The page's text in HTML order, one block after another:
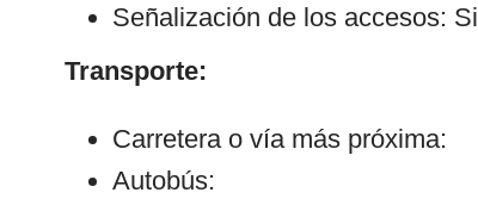
Señalización de los accesos: Si
Transporte:
Carretera o vía más próxima:
Autobús: